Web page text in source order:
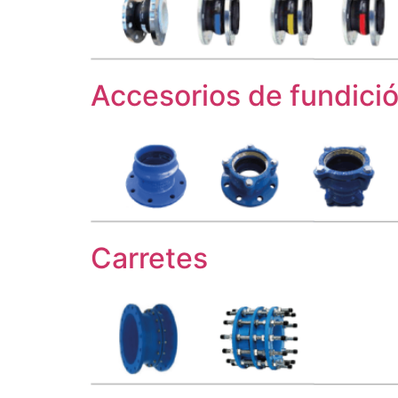
Accesorios de
Carretes